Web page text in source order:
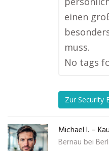
einen
muss.
No tags
Zur Security
Michael I. –
Bernau bei